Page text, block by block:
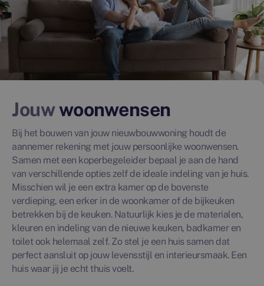
Jouwwoonwensen
Bij het bouwen van jouw nieuwbouwwoning houdt de
aannemer rekening met jouw persoonlijke woonwensen.
Samen met een koperbegeleider bepaal je aan de hand
van verschillende opties zelf de ideale indeling van je huis.
Misschien wil je een extra kamer op de bovenste
verdieping, een erker in de woonkamer of de bijkeuken
betrekken bij de keuken. Natuurlijk kies je de materialen,
kleuren en indeling van de nieuwe keuken, badkamer en
toilet ook helemaal zelf. Zo stel je een huis samen dat
perfect aansluit op jouw levensstijl en interieursmaak. Een
huis waar jij je echt thuis voelt.